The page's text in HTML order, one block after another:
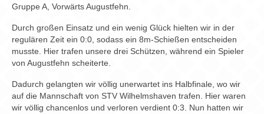
Gruppe A, Vorwärts Augustfehn.
Durch großen Einsatz und ein wenig Glück hielten wir in der
regulären Zeit ein 0:0, sodass ein 8m-Schießen entscheiden
musste. Hier trafen unsere drei Schützen, während ein Spieler
von Augustfehn scheiterte.
Dadurch gelangten wir völlig unerwartet ins Halbfinale, wo wir
auf die Mannschaft von STV Wilhelmshaven trafen. Hier waren
wir völlig chancenlos und verloren verdient 0:3. Nun hatten wir